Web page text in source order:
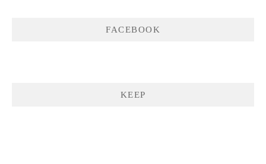
FACEBOOK
KEEP